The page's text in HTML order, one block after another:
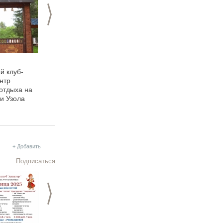
>
клуб-
на
Узола
+ Добавить
Подписаться
>